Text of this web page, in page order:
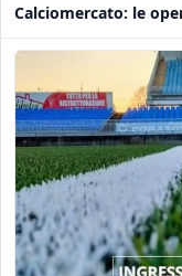
Calciomercato: le